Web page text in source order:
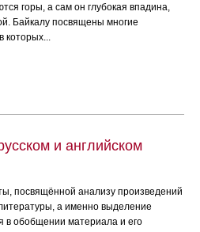
горы, а сам он глубокая впадина,
Байкалу посвящены многие
которых...
и английском
посвящённой анализу произведений
а именно выделение
в обобщении материала и его